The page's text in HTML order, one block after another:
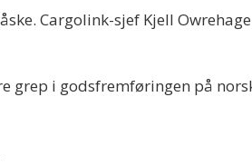
Cargolink-sjef Kjell
grep i godsfremføringen på